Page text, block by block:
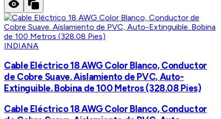
INDIANA
Cable Eléctrico 18 AWG Color Blanco, Conductor
de Cobre Suave. Aislamiento de PVC, Auto-
Extinguible. Bobina de 100 Metros (328.08 Pies)
Cable Eléctrico 18 AWG Color Blanco, Conductor